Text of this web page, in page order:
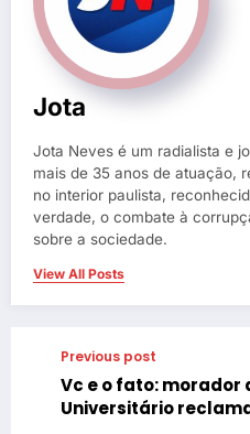
Jota
Jota Neves é um radialista e
mais de 35 anos de atuação,
no interior paulista,
verdade, o combate à
sobre a sociedade.
View All Posts
Previous post
Vc e o fato: morador
Universitário